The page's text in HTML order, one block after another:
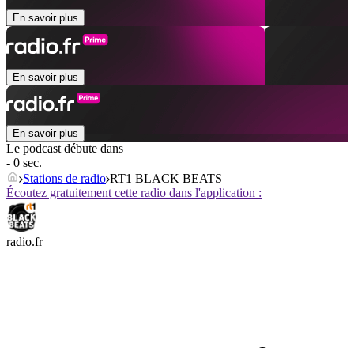
En savoir plus
En savoir plus
En savoir plus
Le podcast débute dans
- 0 sec.
Stations de radio RT1 BLACK BEATS
Écoutez gratuitement cette radio dans l'application :
radio.fr